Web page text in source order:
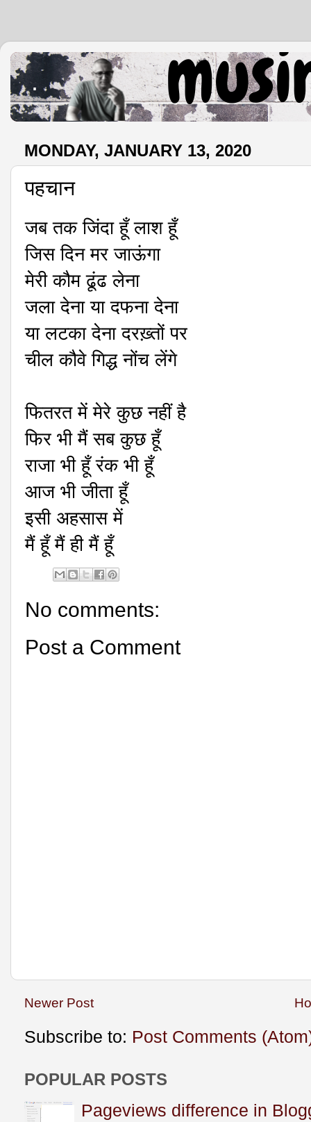
.
MONDAY, JANUARY 13, 2020
पहचान
जब तक जिंदा हूँ लाश हूँ
जिस दिन मर जाऊंगा
मेरी कौम ढूंढ लेना
जला देना या दफना देना
या लटका देना दरख़्तों पर
चील कौवे गिद्ध नोंच लेंगे
फितरत में मेरे कुछ नहीं है
फिर भी मैं सब कुछ हूँ
राजा भी हूँ रंक भी हूँ
आज भी जीता हूँ
इसी अहसास में
मैं हूँ मैं ही मैं हूँ
No comments:
Post a Comment
Newer Post
Subscribe to: Post Comments
POPULAR POSTS
Pageviews difference in